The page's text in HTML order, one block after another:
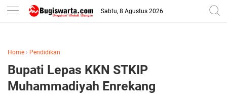
-->
Sabtu, 8 Agustus 2026
Home › Pendidikan
Bupati Lepas KKN STKIP
Muhammadiyah Enrekang